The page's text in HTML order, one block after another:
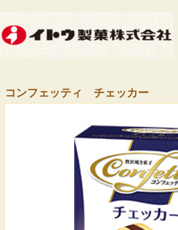
コンフェッティ チェッカー